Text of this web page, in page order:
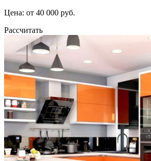
Цена: от 40 000 руб.
Рассчитать